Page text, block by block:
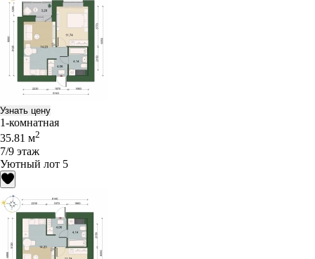
Узнать цену
1-комнатная
35.81 м2
7/9 этаж
Уютный лот 5